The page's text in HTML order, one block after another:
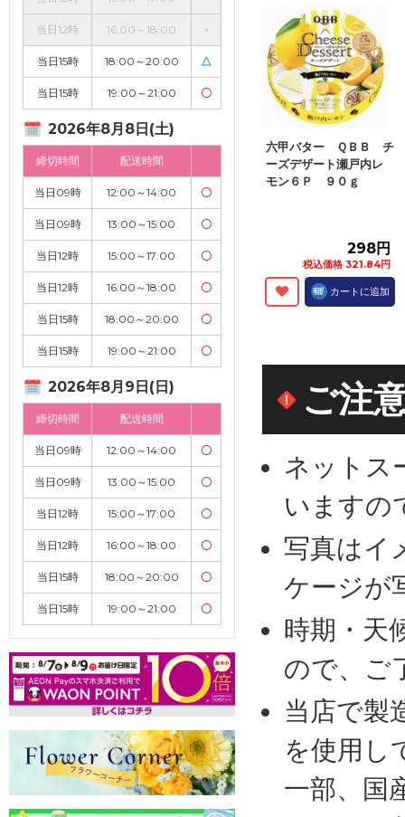
当日12時 16:00～18:00 ×
当日15時 18:00～20:00 △
当日15時 19:00～21:00 〇
2026年8月8日(土)
締切時間 配送時間
当日09時 12:00～14:00 〇
当日09時 13:00～15:00 〇
当日12時 15:00～17:00 〇
当日12時 16:00～18:00 〇
当日15時 18:00～20:00 〇
当日15時 19:00～21:00 〇
2026年8月9日(日)
締切時間 配送時間
当日09時 12:00～14:00 〇
当日09時 13:00～15:00 〇
当日12時 15:00～17:00 〇
当日12時 16:00～18:00 〇
当日15時 18:00～20:00 〇
当日15時 19:00～21:00 〇
六甲バター ＱＢＢ チ
ーズデザート瀬戸内レ
モン６Ｐ ９０ｇ
298円
税込価格 321.84円
カートに追加
ご注
ネットス
いますの
写真はイ
ケージが
時期・天
ので、ご
当店で製
を使用し
一部、国